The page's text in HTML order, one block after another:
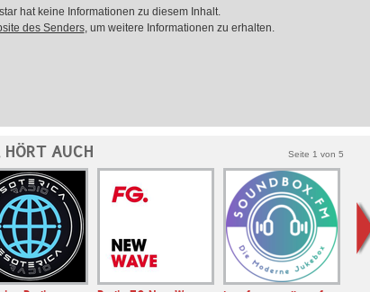
hat keine Informationen zu diesem Inhalt.
des Senders, um weitere Informationen zu erhalten.
HÖRT AUCH Seite 1 von 5